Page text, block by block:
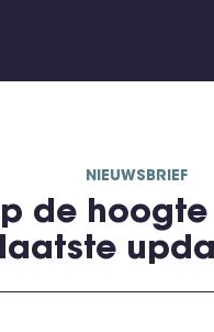
NIEUWSBRIEF
de hoogte
laatste